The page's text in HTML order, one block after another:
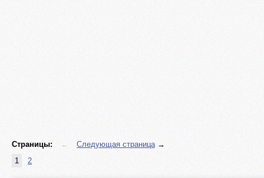
Страницы: ← Следующая страница→
1
2